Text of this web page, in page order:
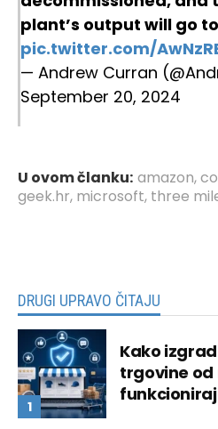
plant’s output will go
pic.twitter.com/
— Andrew Curran
September 20, 2024
U ovom članku: amazon,
geek.hr, microsoft, three
DRUGI UPRAVO ČITAJU
Kako
trgovine od